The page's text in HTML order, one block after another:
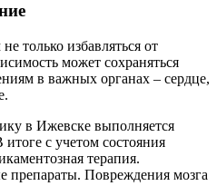
только избавляться от
может сохраняться
в важных органах – сердце,
в Ижевске выполняется
с учетом состояния
терапия.
Повреждения мозга